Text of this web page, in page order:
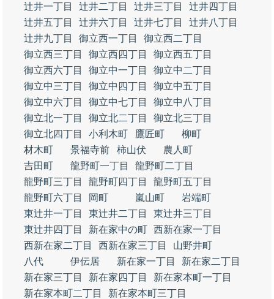
辻井一丁目
辻井二丁目 辻井三丁目
辻井四丁目
辻井五丁目
辻井六丁目 辻井七丁目
辻井八丁目
辻井九丁目
御立西一丁目
御立西二丁目
御立西三丁目
御立西四丁目
御立西五丁目
御立西六丁目
御立中一丁目
御立中二丁目
御立中三丁目
御立中四丁目
御立中五丁目
御立中六丁目
御立中七丁目
御立中八丁目
御立北一丁目
御立北二丁目
御立北三丁目
御立北四丁目
小利木町 鷹匠町
柳町
材木町
景福寺前 柿山伏
農人町
吉田町
龍野町一丁目
龍野町二丁目
龍野町三丁目
龍野町四丁目
龍野町五丁目
龍野町六丁目
岡町 嵐山町
岩端町
東辻井一丁目
東辻井二丁目
東辻井三丁目
東辻井四丁目
新在家中の町 西新在家一丁目
西新在家二丁目
西新在家三丁目
山野井町
八代
伊伝居 新在家一丁目
新在家二丁目
新在家三丁目
新在家四丁目
新在家本町一丁目
新在家本町二丁目
新在家本町三丁目